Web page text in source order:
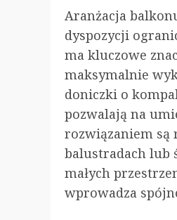
Aranżacja
dyspozycji
ma kluczowe
maksymalnie
doniczki o
pozwalają na
rozwiązaniem są
balustradach lub
małych
wprowadza